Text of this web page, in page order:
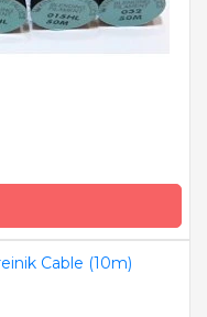
Kreinik
США